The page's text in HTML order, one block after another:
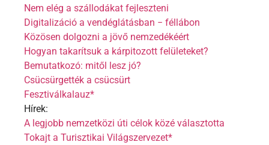
Nem elég a szállodákat fejleszteni
Digitalizáció a vendéglátásban − féllábon
Közösen dolgozni a jövő nemzedékéért
Hogyan takarítsuk a kárpitozott felületeket?
Bemutatkozó: mitől lesz jó?
Csücsürgették a csücsürt
Fesztiválkalauz*
Hírek:
A legjobb nemzetközi úti célok közé választotta
Tokajt a Turisztikai Világszervezet*